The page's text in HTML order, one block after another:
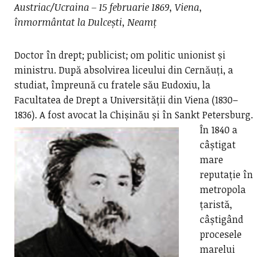
Austriac/Ucraina – 15 februarie 1869, Viena,
înmormântat la Dulcești, Neamț
Doctor în drept; publicist; om politic unionist și
ministru. După absolvirea liceului din Cernăuți, a
studiat, împreună cu fratele său Eudoxiu, la
Facultatea de Drept a Universității din Viena (1830–
1836). A fost avocat la Chișinău și în Sankt Petersburg.
În 1840 a
câștigat
mare
reputație în
metropola
țaristă,
câștigând
procesele
marelui